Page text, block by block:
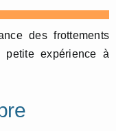
des frottements
expérience à